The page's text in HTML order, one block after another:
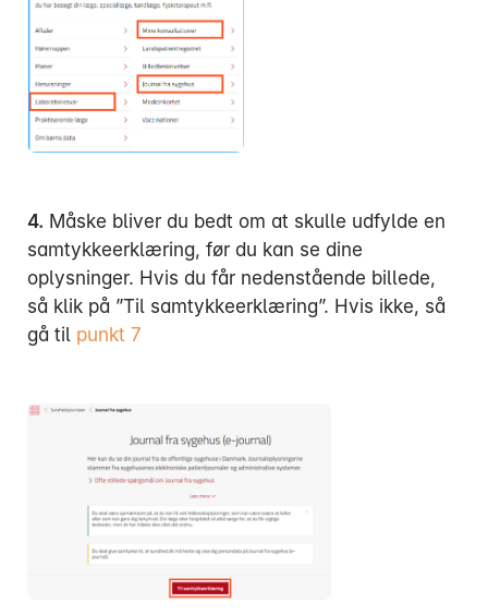
4. Måske bliver du bedt om at skulle udfylde en
samtykkeerklæring, før du kan se dine
oplysninger. Hvis du får nedenstående billede,
så klik på ”Til samtykkeerklæring”. Hvis ikke, så
gå til punkt 7